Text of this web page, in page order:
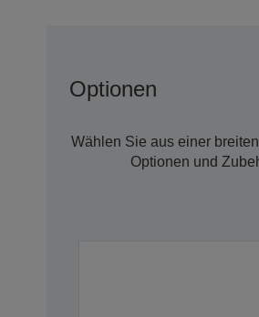
Optionen
Wählen Sie aus einer
Optionen und